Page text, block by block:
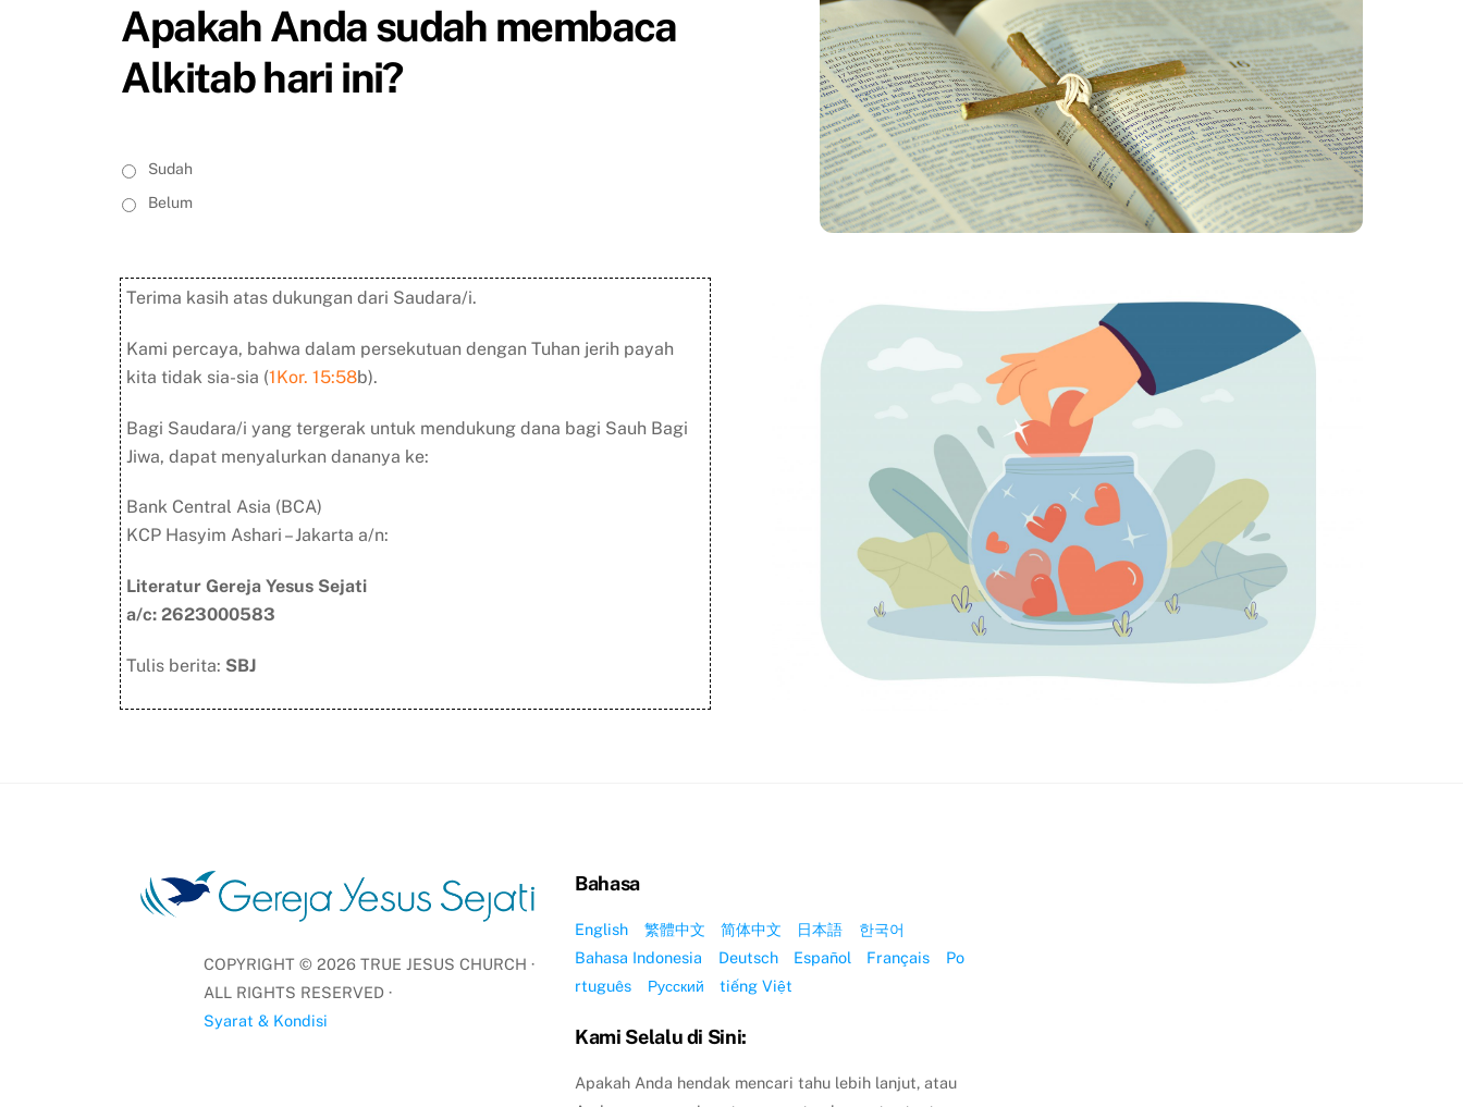
Apakah Anda sudah membaca
Alkitab hari ini?
S
y
u
d
h
m
e
b
a
*
Sudah
Belum
Terima kasih atas dukungan dari Saudara/i.
Kami percaya, bahwa dalam persekutuan dengan Tuhan jerih payah
kita tidak sia-sia (1Kor. 15:58b).
Bagi Saudara/i yang tergerak untuk mendukung dana bagi Sauh Bagi
Jiwa, dapat menyalurkan dananya ke:
Bank Central Asia (BCA)
KCP Hasyim Ashari – Jakarta a/n:
Literatur Gereja Yesus Sejati
a/c: 2623000583
Tulis berita: SBJ
COPYRIGHT © 2026TRUE JESUS CHURCH ·
ALL RIGHTS RESERVED ·
Syarat & Kondisi
Bahasa
English 繁體中文 简体中文 日本語
한국어
Bahasa Indonesia
Deutsch Español Français
Po
rtuguês
Русский tiếng Việt
Kami Selalu di Sini:
Apakah Anda hendak mencari tahu lebih lanjut, atau